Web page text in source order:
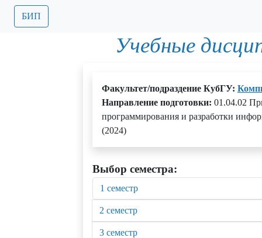
БИП
Учебные
Факультет/подраздение КубГУ:
Направление подготовки: 01.04.02
программирования и разработки
(2024)
Выбор семестра:
1 семестр
2 семестр
3 семестр